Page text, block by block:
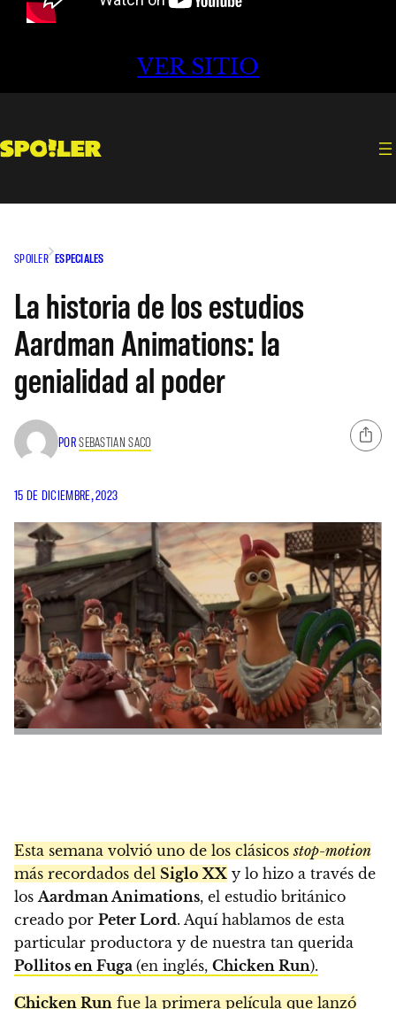
VER SITIO
SPOILER ESPECIALES
La historia de los estudios
Aardman Animations: la
genialidad al poder
PORSEBASTIAN SACO
15 DE DICIEMBRE, 2023
Esta semana volvió uno de los clásicosstop-motion
más recordados del Siglo XX y lo hizo a través de
losAardman Animations, el estudio británico
creado por Peter Lord. Aquí hablamos de esta
particular productora y de nuestra tan querida
Pollitos en Fuga (en inglés, Chicken Run).
Chicken Run fue la primera película que lanzó